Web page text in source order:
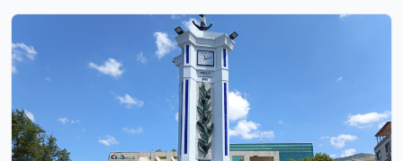
dans, müzik ve çeşitli etkinliklerle ailelerine unutulmaz
anlar yaşattı. En küçük yaş gruplarından mezuniyet
aşamasındaki sınıflara kadar tüm öğrencilerin yer aldığı
program, renkli görüntülere sahne oldu.